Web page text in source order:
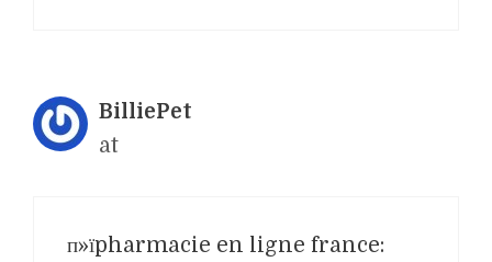
BilliePet
at
п»їpharmacie en ligne france: